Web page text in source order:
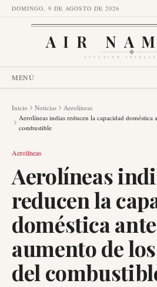
DOMINGO, 9 DE AGOSTO DE 2026
AIR
AVIATION
MENÚ
Inicio Noticias
Aerolíneas
Aerolíneas indias reducen la capacidad doméstica
combustible
Aerolíneas
Aerolíneas
reducen la
doméstica
aumento de
del